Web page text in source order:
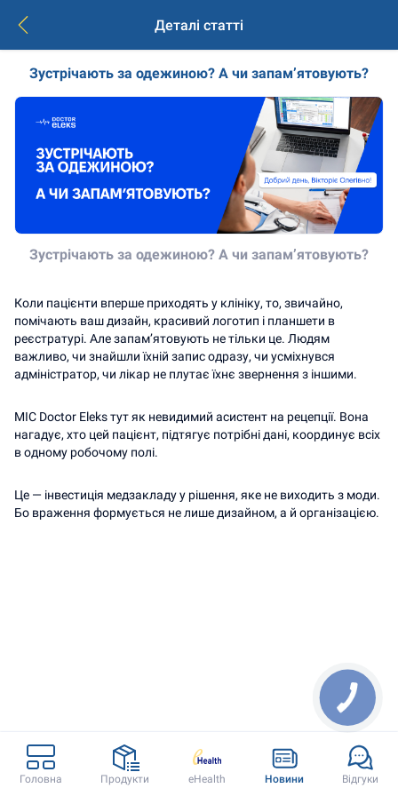
Деталі статті
Зустрічають за одежиною? А чи запам’ятовують?
Зустрічають за одежиною? А чи запам’ятовують?
Коли пацієнти вперше приходять у клініку, то, звичайно,
помічають ваш дизайн, красивий логотип і планшети в
реєстратурі. Але запам’ятовують не тільки це. Людям
важливо, чи знайшли їхній запис одразу, чи усміхнувся
адміністратор, чи лікар не плутає їхнє звернення з іншими.
МІС Doctor Eleks тут як невидимий асистент на рецепції. Вона
нагадує, хто цей пацієнт, підтягує потрібні дані, координує всіх
в одному робочому полі.
Це — інвестиція медзакладу у рішення, яке не виходить з моди.
Бо враження формується не лише дизайном, а й організацією.
Doctor Eleks
Головна Продукти eHealth Новини Відгуки
КНОПКА
ЗВ'ЯЗКУ